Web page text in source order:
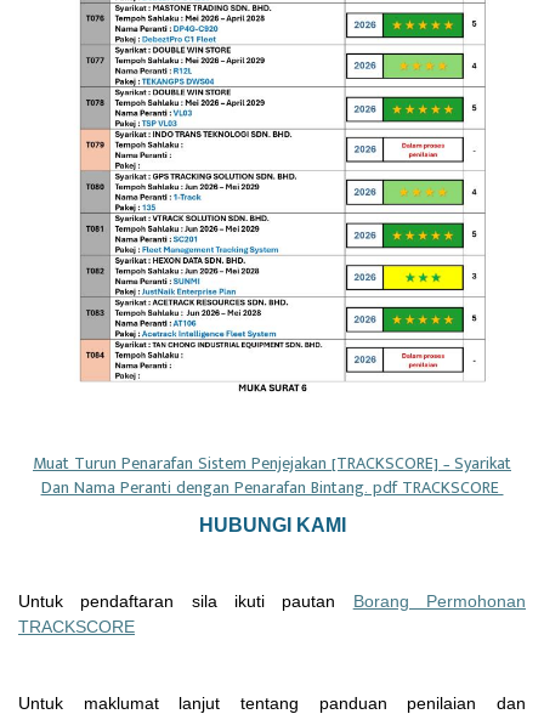
Muat Turun Penarafan Sistem Penjejakan [TRACKSCORE] – Syarikat
Dan Nama Peranti dengan Penarafan Bintang. pdf TRACKSCORE
HUBUNGI KAMI
Untuk pendaftaran sila ikuti pautan Borang Permohonan
TRACKSCORE
Untuk maklumat lanjut tentang panduan penilaian dan